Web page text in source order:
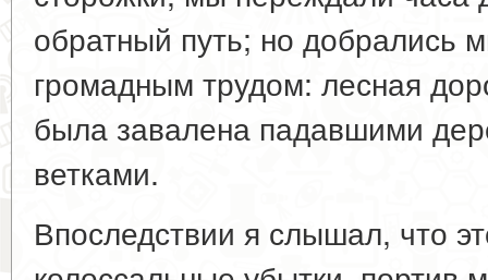
обратный путь; но добрались
громадным трудом: лесная
была завалена падавшими
ветками.
Впоследствии я слышал, что